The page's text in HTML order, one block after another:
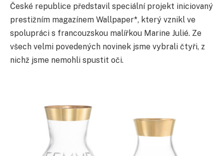
České republice představil speciální projekt iniciovaný
prestižním magazínem Wallpaper*, který vznikl ve
spolupráci s francouzskou malířkou Marine Julié. Ze
všech velmi povedených novinek jsme vybrali čtyři, z
nichž jsme nemohli spustit oči.